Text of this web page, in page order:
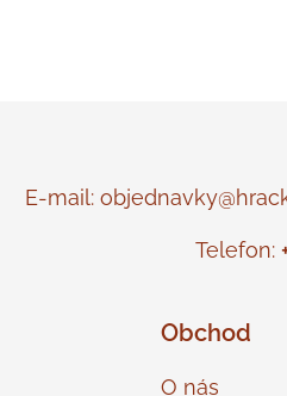
E-mail:
Telefon:
Obchod
O nás